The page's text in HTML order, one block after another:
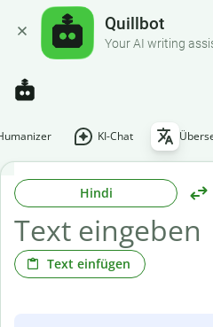
Quillbot
Your AI writing
KI-Chat
Hindi
Text einfügen